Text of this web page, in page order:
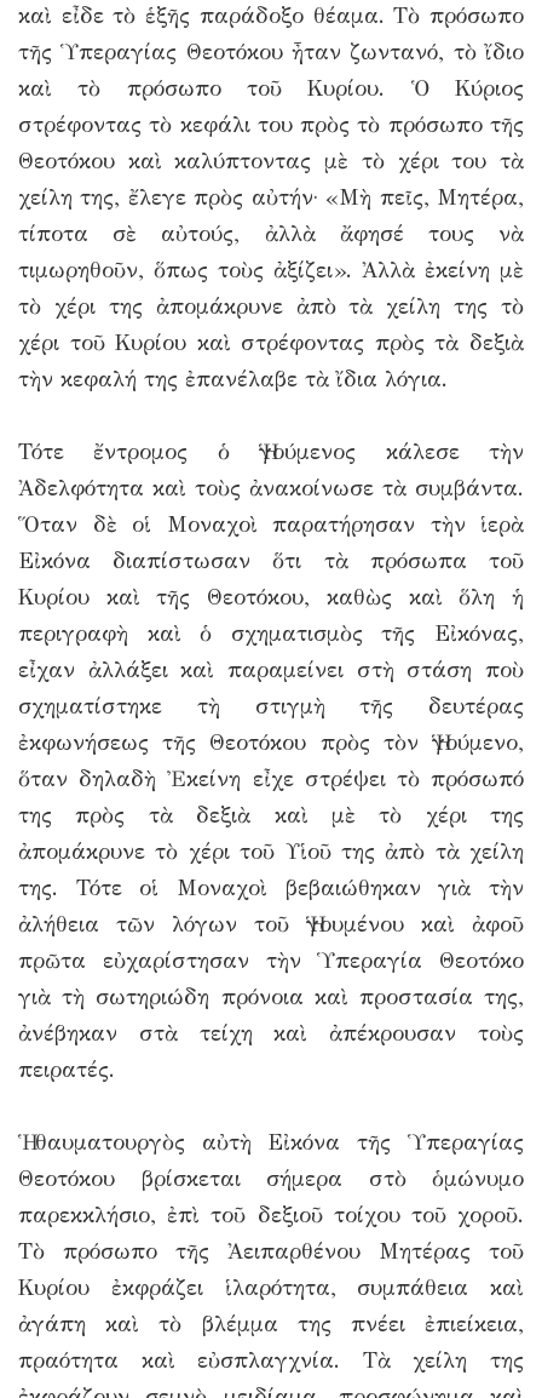
καὶ εἶδε τὸ ἑξῆς παράδοξο θέαμα. Τὸ πρόσωπο
τῆς Ὑπεραγίας Θεοτόκου ἦταν ζωντανό, τὸ ἴδιο
καὶ τὸ πρόσωπο τοῦ Κυρίου. Ὁ Κύριος
στρέφοντας τὸ κεφάλι του πρὸς τὸ πρόσωπο τῆς
Θεοτόκου καὶ καλύπτοντας μὲ τὸ χέρι του τὰ
χείλη της, ἔλεγε πρὸς αὐτήν· «Μὴ πεῖς, Μητέρα,
τίποτα σὲ αὐτούς, ἀλλὰ ἄφησέ τους νὰ
τιμωρηθοῦν, ὅπως τοὺς ἀξίζει». Ἀλλὰ ἐκείνη μὲ
τὸ χέρι της ἀπομάκρυνε ἀπὸ τὰ χείλη της τὸ
χέρι τοῦ Κυρίου καὶ στρέφοντας πρὸς τὰ δεξιὰ
τὴν κεφαλή της ἐπανέλαβε τὰ ἴδια λόγια.
Τότε ἔντρομος ὁ Ἡγούμενος κάλεσε τὴν
Ἀδελφότητα καὶ τοὺς ἀνακοίνωσε τὰ συμβάντα.
Ὅταν δὲ οἱ Μοναχοὶ παρατήρησαν τὴν ἱερὰ
Εἰκόνα διαπίστωσαν ὅτι τὰ πρόσωπα τοῦ
Κυρίου καὶ τῆς Θεοτόκου, καθὼς καὶ ὅλη ἡ
περιγραφὴ καὶ ὁ σχηματισμὸς τῆς Εἰκόνας,
εἶχαν ἀλλάξει καὶ παραμείνει στὴ στάση ποὺ
σχηματίστηκε τὴ στιγμὴ τῆς δευτέρας
ἐκφωνήσεως τῆς Θεοτόκου πρὸς τὸν Ἡγούμενο,
ὅταν δηλαδὴ Ἐκείνη εἶχε στρέψει τὸ πρόσωπό
της πρὸς τὰ δεξιὰ καὶ μὲ τὸ χέρι της
ἀπομάκρυνε τὸ χέρι τοῦ Υἱοῦ της ἀπὸ τὰ χείλη
της. Τότε οἱ Μοναχοὶ βεβαιώθηκαν γιὰ τὴν
ἀλήθεια τῶν λόγων τοῦ Ἡγουμένου καὶ ἀφοῦ
πρῶτα εὐχαρίστησαν τὴν Ὑπεραγία Θεοτόκο
γιὰ τὴ σωτηριώδη πρόνοια καὶ προστασία της,
ἀνέβηκαν στὰ τείχη καὶ ἀπέκρουσαν τοὺς
πειρατές.
Ἡ θαυματουργὸς αὐτὴ Εἰκόνα τῆς Ὑπεραγίας
Θεοτόκου βρίσκεται σήμερα στὸ ὁμώνυμο
παρεκκλήσιο, ἐπὶ τοῦ δεξιοῦ τοίχου τοῦ χοροῦ.
Τὸ πρόσωπο τῆς Ἀειπαρθένου Μητέρας τοῦ
Κυρίου ἐκφράζει ἱλαρότητα, συμπάθεια καὶ
ἀγάπη καὶ τὸ βλέμμα της πνέει ἐπιείκεια,
πραότητα καὶ εὐσπλαγχνία. Τὰ χείλη της